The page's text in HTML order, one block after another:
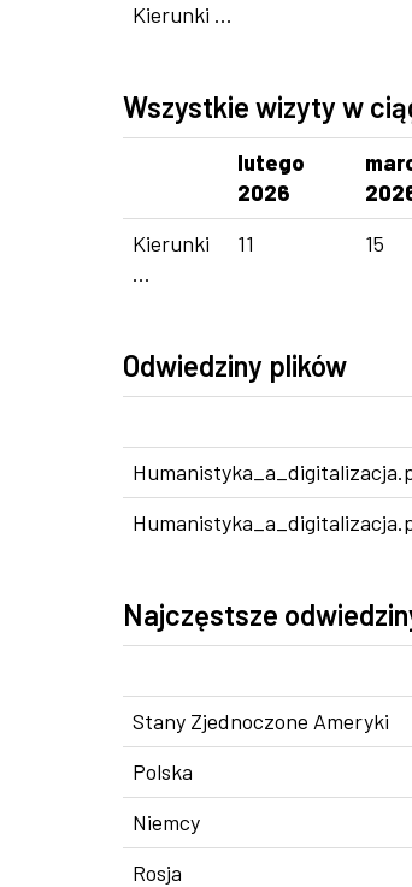
Kierunki ...
Wszystkie wizyty w
lutego
2026
Kierunki
...
11 15
Odwiedziny plików
Najczęstsze
Stany Zjednoczone Ameryki
Polska
Niemcy
Rosja